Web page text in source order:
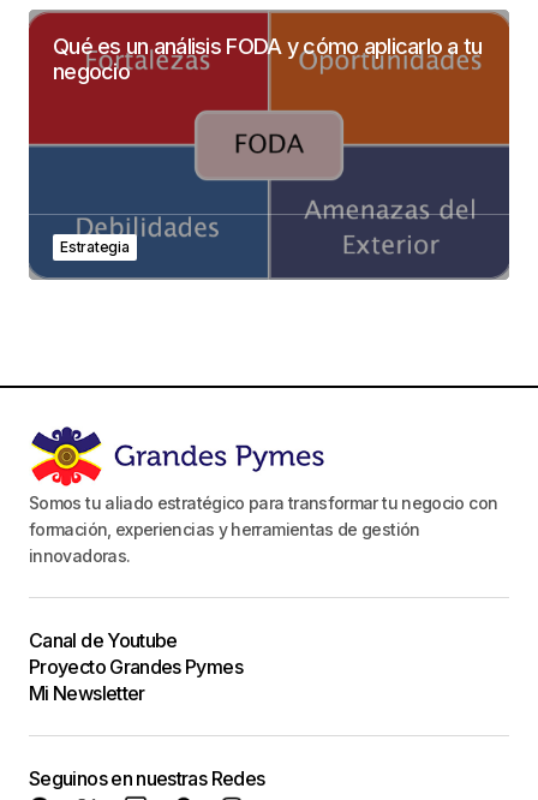
Qué es un análisis FODA y cómo aplicarlo a tu
negocio
Estrategia
Somos tu aliado estratégico para transformar tu negocio con
formación, experiencias y herramientas de gestión
innovadoras.
Canal de Youtube
Proyecto Grandes Pymes
Mi Newsletter
Seguinos en nuestras Redes